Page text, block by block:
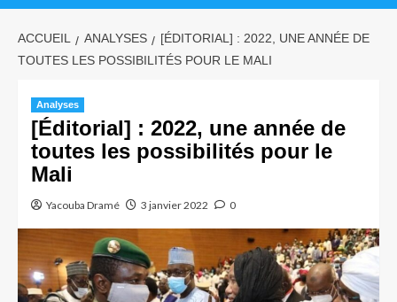
ACCUEIL ANALYSES
[ÉDITORIAL] : 2022, UNE ANNÉE DE
TOUTES LES POSSIBILITÉS POUR LE MALI
Analyses
[Éditorial] : 2022, une année de
toutes les possibilités pour le
Mali
Yacouba Dramé 3 janvier 2022 0